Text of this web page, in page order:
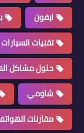
ايفون
تقنيات السيارات
حلول مشاكل
شاومي
مقارنات